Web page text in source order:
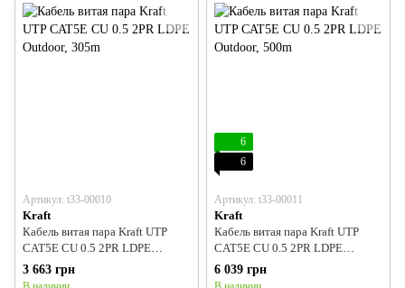
Артикул: t33-00010
Kraft
Кабель витая пара Kraft UTP
CAT5E CU 0.5 2PR LDPE
Outdoor, 305m
3 663 грн
6
6
Артикул: t33-00011
Kraft
Кабель витая пара Kraft UTP
CAT5E CU 0.5 2PR LDPE
Outdoor, 500m
6 039 грн